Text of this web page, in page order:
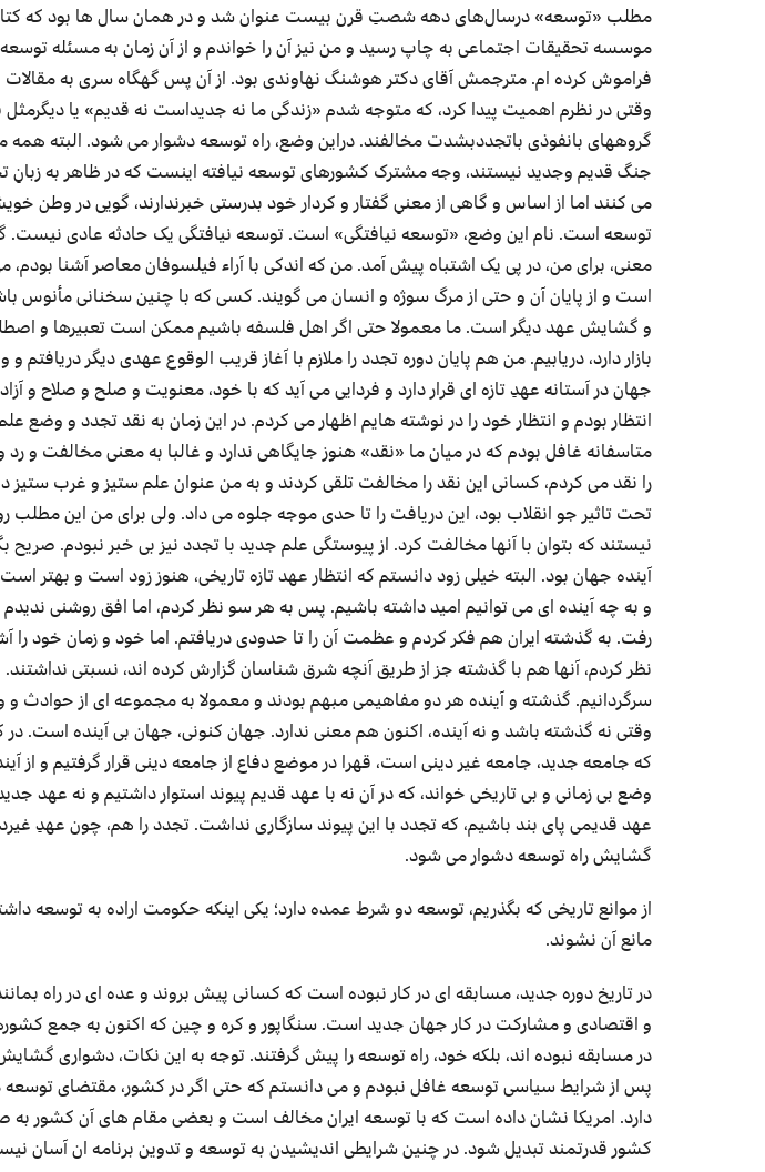
مطلب «توسعه» درسال‌های دهه شصتِ قرن بیست عنوان شد و در همان سال ها بود که
موسسه تحقیقات اجتماعی به چاپ رسید و من نیز آن را خواندم و از آن زمان به مسئله توسعه
فراموش کرده ام. مترجمش آقای دکتر هوشنگ نهاوندی بود. از آن پس گهگاه سری به
وقتی در نظرم اهمیت پیدا کرد، که متوجه شدم «زندگی ما نه جدیداست نه قدیم» یا
گروههای بانفوذی باتجددبشدت مخالفند. دراین وضع، راه توسعه دشوار می شود. البته
جنگ قدیم وجدید نیستند، وجه مشترک کشورهای توسعه نیافته اینست که در ظاهر به
می کنند اما از اساس و گاهی از معنیِ گفتار و کردار خود بدرستی خبرندارند، گویی در وطن
توسعه است. نام این وضع، «توسعه نیافتگی» است. توسعه نیافتگی یک حادثه عادی نیست.
معنی، برای من، در پی یک اشتباه پیش آمد. من که اندکی با آراء فیلسوفان معاصر آشنا
است و از پایان آن و حتی از مرگ سوژه و انسان می گویند. کسی که با چنین سخنانی مأنوس
و گشایش عهد دیگر است. ما معمولا حتی اگر اهل فلسفه باشیم ممکن است تعبیرها و
جهان در آستانه عهدِ تازه ای قرار دارد و فردایی می آید که با خود، معنویت و صلح و صلاح و
انتظار بودم و انتظار خود را در نوشته هایم اظهار می کردم. در این زمان به نقد تجدد و وضع
متاسفانه غافل بودم که در میان ما «نقد» هنوز جایگاهی ندارد و غالبا به معنی مخالفت و
را نقد می کردم، کسانی این نقد را مخالفت تلقی کردند و به من عنوان علم ستیز و غرب
تحت تاثیر جو انقلاب بود، این دریافت را تا حدی موجه جلوه می داد. ولی برای من این مطلب
نیستند که بتوان با آنها مخالفت کرد. از پیوستگی علم جدید با تجدد نیز بی خبر نبودم.
آینده جهان بود. البته خیلی زود دانستم که انتظار عهد تازه تاریخی، هنوز زود است و بهتر
و به چه آینده ای می توانیم امید داشته باشیم. پس به هر سو نظر کردم، اما افق روشنی
رفت. به گذشته ایران هم فکر کردم و عظمت آن را تا حدودی دریافتم. اما خود و زمان خود را
نظر کردم، آنها هم با گذشته جز از طریق آنچه شرق شناسان گزارش کرده اند، نسبتی
سرگردانیم. گذشته و آینده هر دو مفاهیمی مبهم بودند و معمولا به مجموعه ای از حوادث
وقتی نه گذشته باشد و نه آینده، اکنون هم معنی ندارد. جهان کنونی، جهان بی آینده است. در
که جامعه جدید، جامعه غیر دینی است، قهرا در موضع دفاع از جامعه دینی قرار گرفتیم و از
وضع بی زمانی و بی تاریخی خواند، که در آن نه با عهد قدیم پیوند استوار داشتیم و نه عهد
عهد قدیمی پای بند باشیم، که تجدد با این پیوند سازگاری نداشت. تجدد را هم، چون عهدِ
گشایش راه توسعه دشوار می شود.
از موانع تاریخی که بگذریم، توسعه دو شرط عمده دارد؛ یکی اینکه حکومت اراده به توسعه
مانع آن نشوند.
در تاریخ دوره جدید، مسابقه ای در کار نبوده است که کسانی پیش بروند و عده ای در راه
و اقتصادی و مشارکت در کار جهان جدید است. سنگاپور و کره و چین که اکنون به جمع
در مسابقه نبوده اند، بلکه خود، راه توسعه را پیش گرفتند. توجه به این نکات، دشواری
پس از شرایط سیاسی توسعه غافل نبودم و می دانستم که حتی اگر در کشور، مقتضای توسعه
دارد. امریکا نشان داده است که با توسعه ایران مخالف است و بعضی مقام های آن کشور به
کشور قدرتمند تبدیل شود. در چنین شرایطی اندیشیدن به توسعه و تدوین برنامه ان آسان